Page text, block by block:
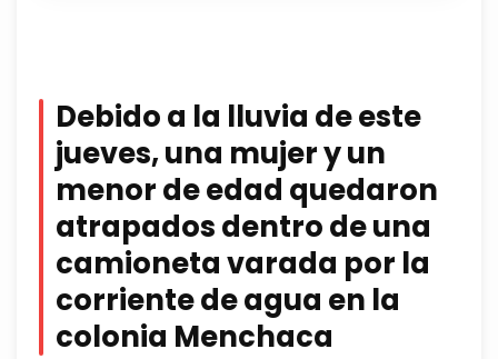
Debido a la lluvia de este
jueves, una mujer y un
menor de edad quedaron
atrapados dentro de una
camioneta varada por la
corriente de agua en la
colonia Menchaca